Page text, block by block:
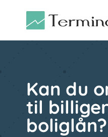
Kan du
til
boliglån?